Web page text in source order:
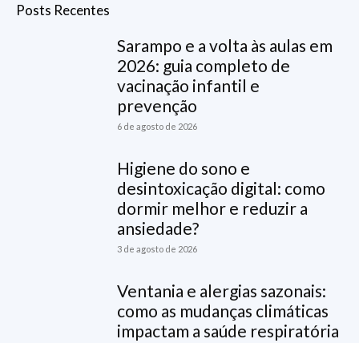
Posts Recentes
Sarampo e a volta às aulas em
2026: guia completo de
vacinação infantil e
prevenção
6 de agosto de 2026
Higiene do sono e
desintoxicação digital: como
dormir melhor e reduzir a
ansiedade?
3 de agosto de 2026
Ventania e alergias sazonais:
como as mudanças climáticas
impactam a saúde respiratória